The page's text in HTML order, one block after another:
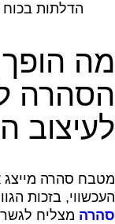
הדלתות בכוח
מה
הסהרה
לעיצוב
מטבח סהרה מייצג
העכשווי, בזכות
סהרה מצליח לגשר